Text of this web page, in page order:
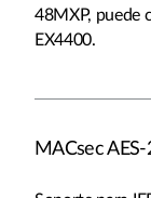
48MXP, puede
EX4400.
MACsec